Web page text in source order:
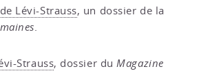
Lévi-Strauss, un dossier de la
Strauss, dossier duMagazine